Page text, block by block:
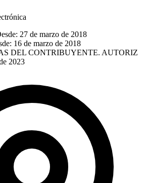
27 de marzo de 2018
16 de marzo de 2018
DEL CONTRIBUYENTE. AUTORIZ
2023